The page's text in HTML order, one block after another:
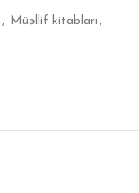
, Müəllif kitabları ,